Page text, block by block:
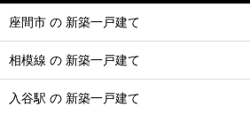
座間市 の 新築一戸建て
相模線 の 新築一戸建て
入谷駅 の 新築一戸建て